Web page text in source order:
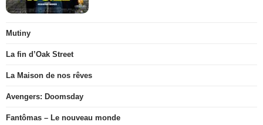
Mutiny
La fin d’Oak Street
La Maison de nos rêves
Avengers: Doomsday
Fantômas – Le nouveau monde